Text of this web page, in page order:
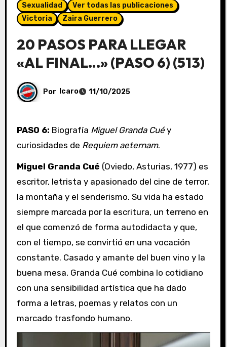
Sexualidad
Ver todas las publicaciones
Victoria
Zaira Guerrero
20 PASOS PARA LLEGAR
«AL FINAL…» (PASO 6) (513)
Por Icaro 11/10/2025
PASO 6: Biografía Miguel Granda Cuéy
curiosidades de Requiem aeternam.
Miguel Granda Cué (Oviedo, Asturias, 1977) es
escritor, letrista y apasionado del cine de terror,
la montaña y el senderismo. Su vida ha estado
siempre marcada por la escritura, un terreno en
el que comenzó de forma autodidacta y que,
con el tiempo, se convirtió en una vocación
constante. Casado y amante del buen vino y la
buena mesa, Granda Cué combina lo cotidiano
con una sensibilidad artística que ha dado
forma a letras, poemas y relatos con un
marcado trasfondo humano.